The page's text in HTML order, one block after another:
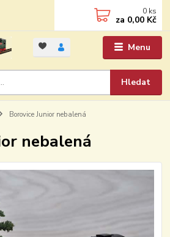
Menu
Hledat
0 ks
za 0,00 Kč
Borovice Junior nebalená
nebalená